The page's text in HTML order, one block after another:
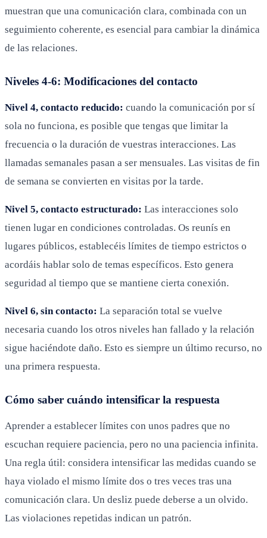
muestran que una comunicación clara, combinada con un
seguimiento coherente, es esencial para cambiar la dinámica
de las relaciones.
Niveles 4-6: Modificaciones del contacto
Nivel 4, contacto reducido: cuando la comunicación por sí
sola no funciona, es posible que tengas que limitar la
frecuencia o la duración de vuestras interacciones. Las
llamadas semanales pasan a ser mensuales. Las visitas de fin
de semana se convierten en visitas por la tarde.
Nivel 5, contacto estructurado: Las interacciones solo
tienen lugar en condiciones controladas. Os reunís en
lugares públicos, establecéis límites de tiempo estrictos o
acordáis hablar solo de temas específicos. Esto genera
seguridad al tiempo que se mantiene cierta conexión.
Nivel 6, sin contacto: La separación total se vuelve
necesaria cuando los otros niveles han fallado y la relación
sigue haciéndote daño. Esto es siempre un último recurso, no
una primera respuesta.
Cómo saber cuándo intensificar la respuesta
Aprender a establecer límites con unos padres que no
escuchan requiere paciencia, pero no una paciencia infinita.
Una regla útil: considera intensificar las medidas cuando se
haya violado el mismo límite dos o tres veces tras una
comunicación clara. Un desliz puede deberse a un olvido.
Las violaciones repetidas indican un patrón.